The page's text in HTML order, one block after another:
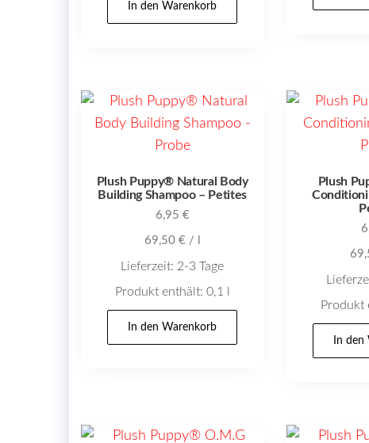
In den Warenkorb
Plush Puppy® Natural Body
Building Shampoo – Petites
6,95 €
69,50 €/
Lieferzeit: 2-3 Tage
Produkt enthält: 0,1
In den Warenkorb
Plush
Produkt
In